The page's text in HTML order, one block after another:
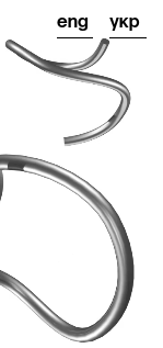
eng укр